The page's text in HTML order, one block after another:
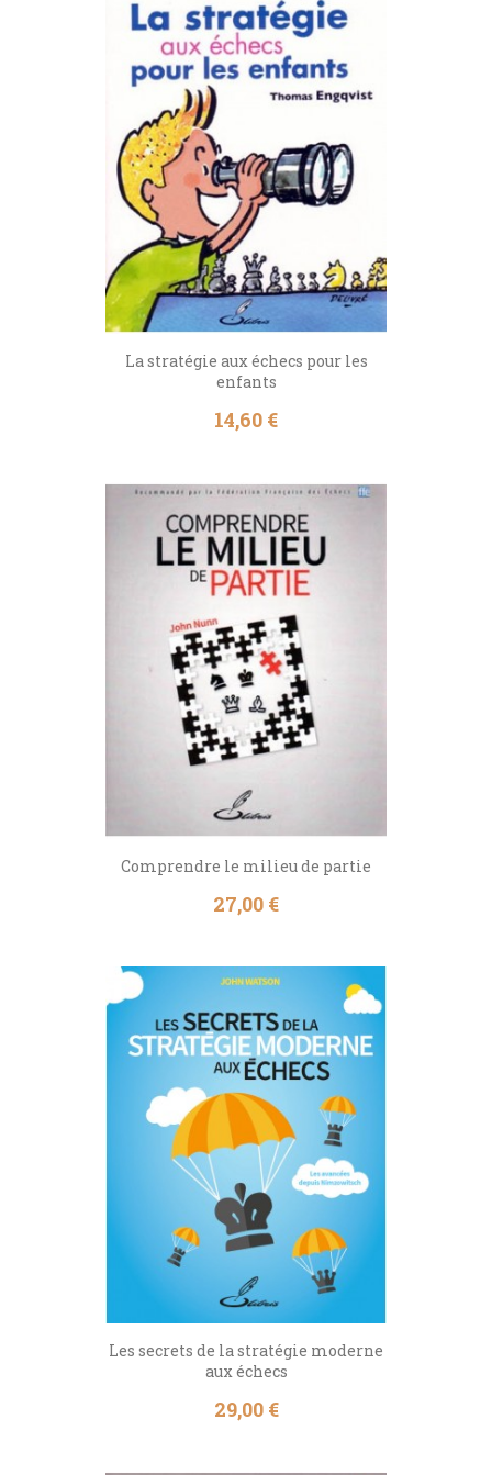
La stratégie aux échecs pour les
enfants
Prix
14,60 €
Comprendre le milieu de partie
Prix
27,00 €
Les secrets de la stratégie moderne
aux échecs
Prix
29,00 €